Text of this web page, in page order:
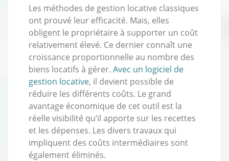
Les méthodes de gestion locative classiques
ont prouvé leur efficacité. Mais, elles
obligent le propriétaire à supporter un coût
relativement élevé. Ce dernier connaît une
croissance proportionnelle au nombre des
biens locatifs à gérer. Avec un logiciel de
gestion locative, il devient possible de
réduire les différents coûts. Le grand
avantage économique de cet outil est la
réelle visibilité qu’il apporte sur les recettes
et les dépenses. Les divers travaux qui
impliquent des coûts intermédiaires sont
également éliminés.